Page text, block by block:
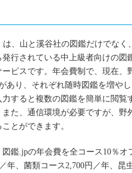
、山と溪谷社の図鑑だけでなく
行されている中上級者向けの図
ビスです。年会費制で、現在、
あり、それぞれ随時図鑑を増や
すると複数の図鑑を簡単に閲覧
た、通信環境が必要ですが、野
とができます。
鑑.jpの年会費を全コース10％オ
年、菌類コース2,700円／年、昆